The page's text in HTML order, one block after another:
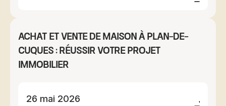
Achat et vente de maison à Plan-de-
Cuques : réussir votre projet
immobilier
26 mai 2026